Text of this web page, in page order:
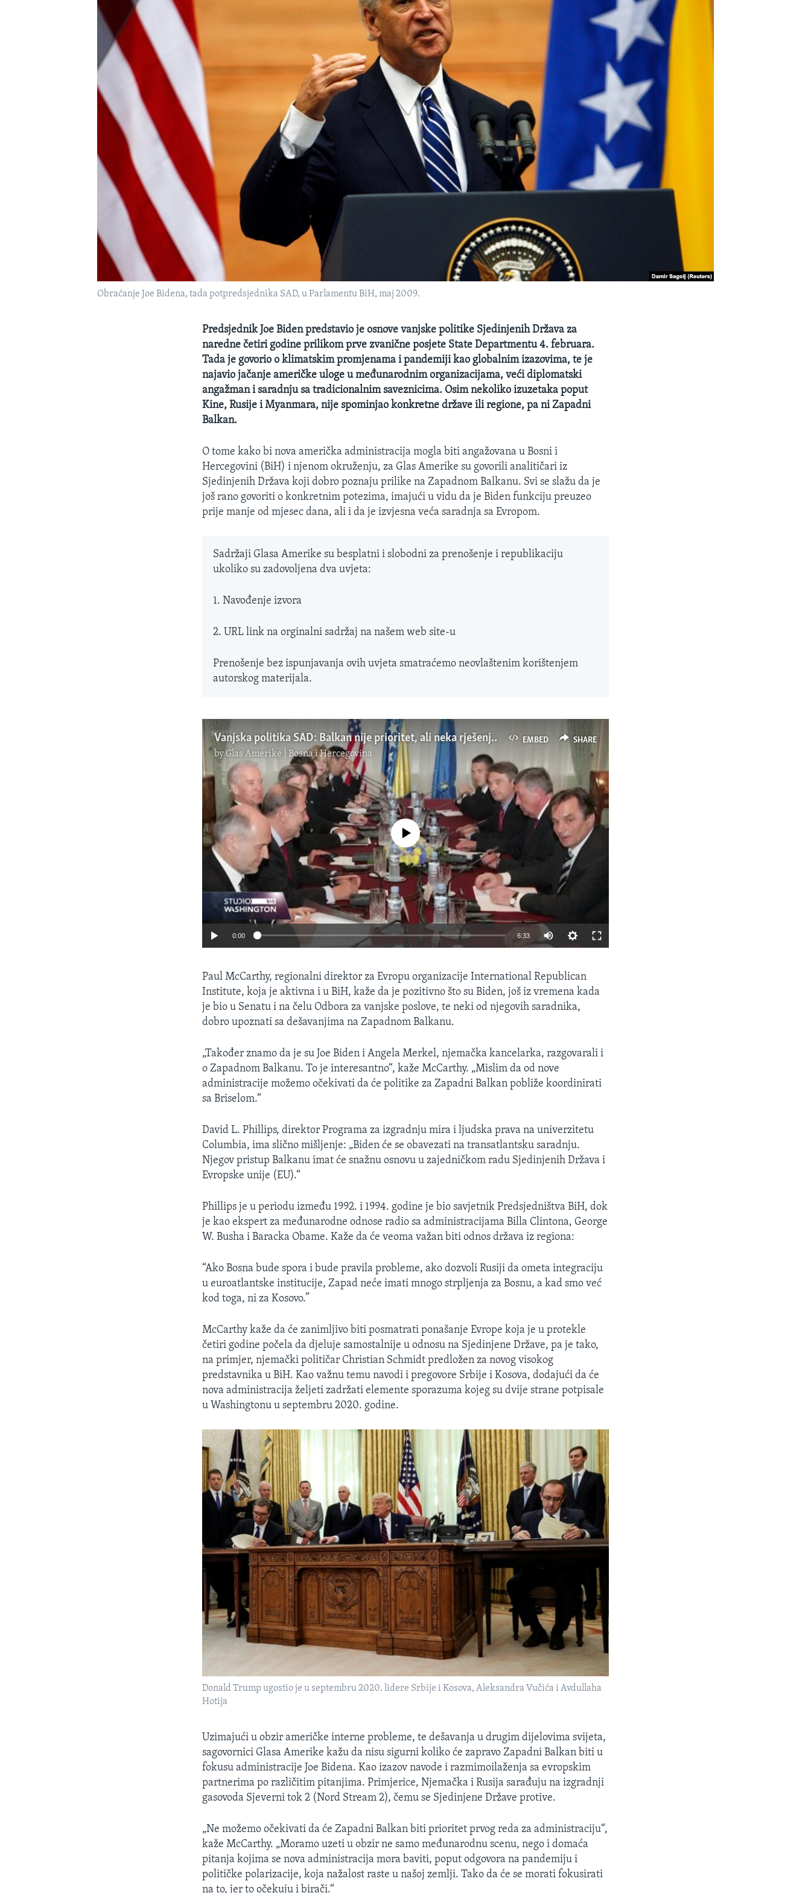
Obraćanje Joe Bidena, tada potpredsjednika SAD, u Parlamentu BiH, maj 2009.
Predsjednik Joe Biden predstavio je osnove vanjske politike Sjedinjenih Država za
naredne četiri godine prilikom prve zvanične posjete State Departmentu 4. februara.
Tada je govorio o klimatskim promjenama i pandemiji kao globalnim izazovima, te je
najavio jačanje američke uloge u međunarodnim organizacijama, veći diplomatski
angažman i saradnju sa tradicionalnim saveznicima. Osim nekoliko izuzetaka poput
Kine, Rusije i Myanmara, nije spominjao konkretne države ili regione, pa ni Zapadni
Balkan.
O tome kako bi nova američka administracija mogla biti angažovana u Bosni i
Hercegovini (BiH) i njenom okruženju, za Glas Amerike su govorili analitičari iz
Sjedinjenih Država koji dobro poznaju prilike na Zapadnom Balkanu. Svi se slažu da je
još rano govoriti o konkretnim potezima, imajući u vidu da je Biden funkciju preuzeo
prije manje od mjesec dana, ali i da je izvjesna veća saradnja sa Evropom.
Sadržaji Glasa Amerike su besplatni i slobodni za prenošenje i republikaciju
ukoliko su zadovoljena dva uvjeta:
1. Navođenje izvora
2. URL link na orginalni sadržaj na našem web site-u
Prenošenje bez ispunjavanja ovih uvjeta smatraćemo neovlaštenim korištenjem
autorskog materijala.
EMBED SHARE
Vanjska politika SAD: Balkan nije prioritet, ali neka rješenja su moguća
byGlas Amerike | Bosna i Hercegovina
SHARE
No media source currently available
0:00 6:33
Paul McCarthy, regionalni direktor za Evropu organizacije International Republican
Institute, koja je aktivna i u BiH, kaže da je pozitivno što su Biden, još iz vremena kada
je bio u Senatu i na čelu Odbora za vanjske poslove, te neki od njegovih saradnika,
dobro upoznati sa dešavanjima na Zapadnom Balkanu.
„Također znamo da je su Joe Biden i Angela Merkel, njemačka kancelarka, razgovarali i
o Zapadnom Balkanu. To je interesantno“, kaže McCarthy. „Mislim da od nove
administracije možemo očekivati da će politike za Zapadni Balkan pobliže koordinirati
sa Briselom.“
David L. Phillips, direktor Programa za izgradnju mira i ljudska prava na univerzitetu
Columbia, ima slično mišljenje: „Biden će se obavezati na transatlantsku saradnju.
Njegov pristup Balkanu imat će snažnu osnovu u zajedničkom radu Sjedinjenih Država i
Evropske unije (EU).“
Phillips je u periodu između 1992. i 1994. godine je bio savjetnik Predsjedništva BiH, dok
je kao ekspert za međunarodne odnose radio sa administracijama Billa Clintona, George
W. Busha i Baracka Obame. Kaže da će veoma važan biti odnos država iz regiona:
“Ako Bosna bude spora i bude pravila probleme, ako dozvoli Rusiji da ometa integraciju
u euroatlantske institucije, Zapad neće imati mnogo strpljenja za Bosnu, a kad smo već
kod toga, ni za Kosovo.”
McCarthy kaže da će zanimljivo biti posmatrati ponašanje Evrope koja je u protekle
četiri godine počela da djeluje samostalnije u odnosu na Sjedinjene Države, pa je tako,
na primjer, njemački političar Christian Schmidt predložen za novog visokog
predstavnika u BiH. Kao važnu temu navodi i pregovore Srbije i Kosova, dodajući da će
nova administracija željeti zadržati elemente sporazuma kojeg su dvije strane potpisale
u Washingtonu u septembru 2020. godine.
Donald Trump ugostio je u septembru 2020. lidere Srbije i Kosova, Aleksandra Vučića i Avdullaha
Hotija
Uzimajući u obzir američke interne probleme, te dešavanja u drugim dijelovima svijeta,
sagovornici Glasa Amerike kažu da nisu sigurni koliko će zapravo Zapadni Balkan biti u
fokusu administracije Joe Bidena. Kao izazov navode i razmimoilaženja sa evropskim
partnerima po različitim pitanjima. Primjerice, Njemačka i Rusija sarađuju na izgradnji
gasovoda Sjeverni tok 2 (Nord Stream 2), čemu se Sjedinjene Države protive.
„Ne možemo očekivati da će Zapadni Balkan biti prioritet prvog reda za administraciju“,
kaže McCarthy. „Moramo uzeti u obzir ne samo međunarodnu scenu, nego i domaća
pitanja kojima se nova administracija mora baviti, poput odgovora na pandemiju i
političke polarizacije, koja nažalost raste u našoj zemlji. Tako da će se morati fokusirati
na to, jer to očekuju i birači.“